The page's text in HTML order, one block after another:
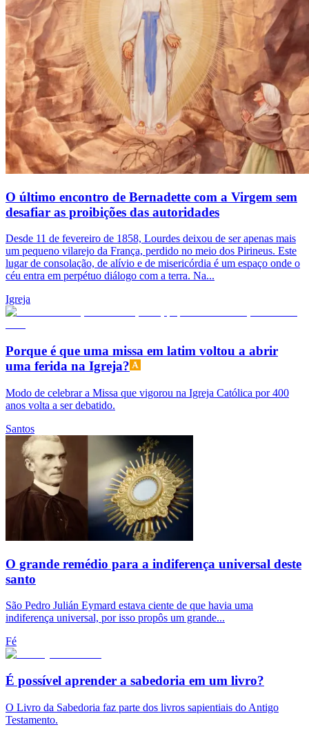
O último encontro de Bernadette com a Virgem sem
desafiar as proibições das autoridades
Desde 11 de fevereiro de 1858, Lourdes deixou de ser apenas mais
um pequeno vilarejo da França, perdido no meio dos Pirineus. Este
lugar de consolação, de alívio e de misericórdia é um espaço onde o
céu entra em perpétuo diálogo com a terra. Na...
Igreja
Porque é que uma missa em latim voltou a abrir
uma ferida na Igreja?
Modo de celebrar a Missa que vigorou na Igreja Católica por 400
anos volta a ser debatido.
Santos
O grande remédio para a indiferença universal deste
santo
São Pedro Julián Eymard estava ciente de que havia uma
indiferença universal, por isso propôs um grande...
Fé
É possível aprender a sabedoria em um livro?
O Livro da Sabedoria faz parte dos livros sapientiais do Antigo
Testamento.